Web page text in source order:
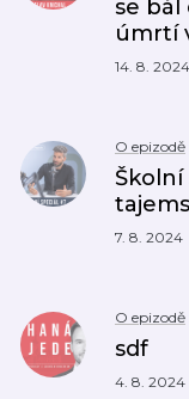
se bál
úmrtí
14. 8. 2024
O epizodě
Školní
7. 8. 2024
O epizodě
sdf
4. 8. 2024